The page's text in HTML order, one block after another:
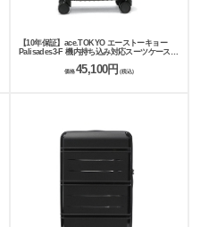
【10年保証】ace.TOKYO エーストーキョー
Palisades3-F 機内持ち込み対応スーツケース
価格45,100円 (税込)